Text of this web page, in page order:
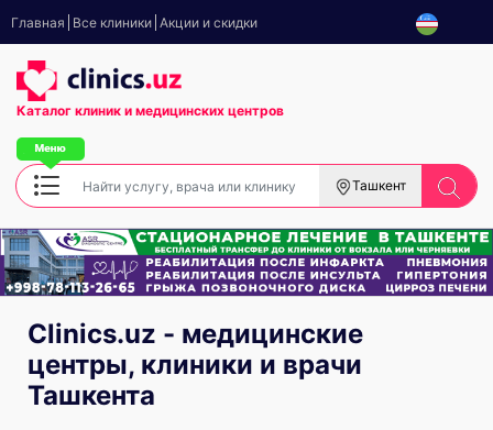
Главная Все клиники Акции и скидки
Каталог клиник и медицинских центров
Ташкент
Clinics.uz - медицинские
центры, клиники и врачи
Ташкента